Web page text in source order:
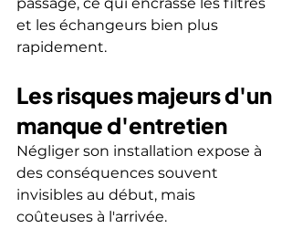
et les échangeurs bien plus
rapidement.
Les risques majeurs d'un
manque d'entretien
Négliger son installation expose à
des conséquences souvent
invisibles au début, mais
coûteuses à l'arrivée.